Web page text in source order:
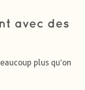
avec des
plus qu’on